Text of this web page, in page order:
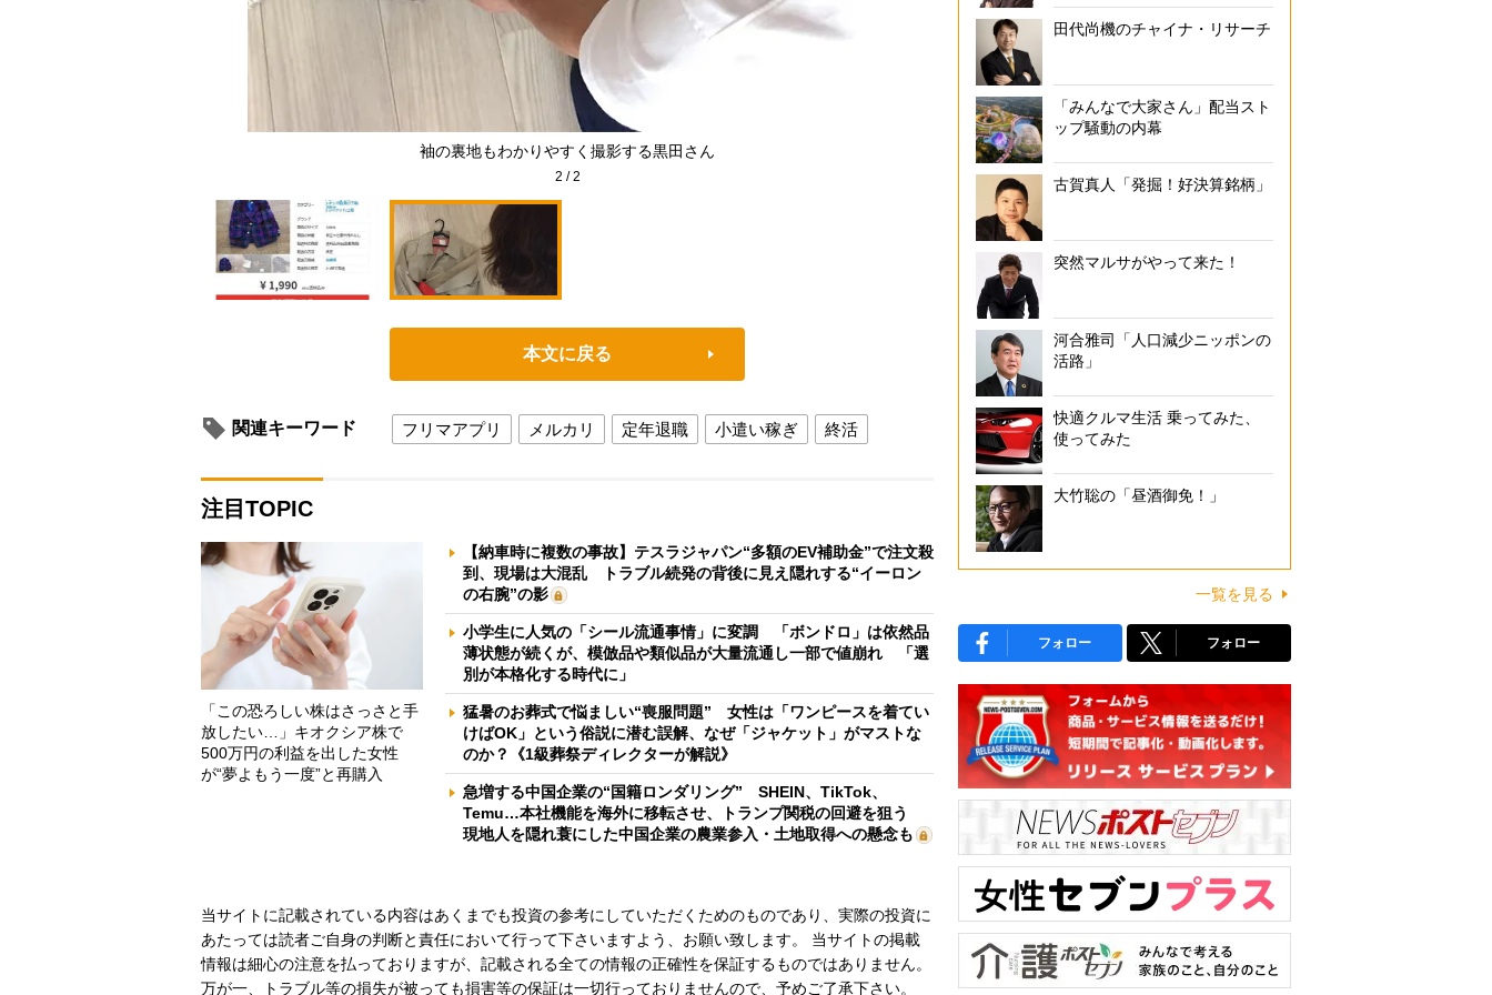
袖の裏地もわかりやすく撮影する黒田さん
2 /2
本文に戻る
関連キーワード フリマアプリ メルカリ 定年退職 小遣い稼ぎ 終活
注目TOPIC
「この恐ろしい株はさっさと手
放したい…」キオクシア株で
500万円の利益を出した女性
が“夢よもう一度”と再購入
【納車時に複数の事故】テスラジャパン“多額のEV補助金”で注文殺
到、現場は大混乱 トラブル続発の背後に見え隠れする“イーロン
の右腕”の影
小学生に人気の「シール流通事情」に変調 「ボンドロ」は依然品
薄状態が続くが、模倣品や類似品が大量流通し一部で値崩れ 「選
別が本格化する時代に」
猛暑のお葬式で悩ましい“喪服問題” 女性は「ワンピースを着てい
けばOK」という俗説に潜む誤解、なぜ「ジャケット」がマストな
のか？《1級葬祭ディレクターが解説》
急増する中国企業の“国籍ロンダリング” SHEIN、TikTok、
Temu…本社機能を海外に移転させ、トランプ関税の回避を狙う
現地人を隠れ蓑にした中国企業の農業参入・土地取得への懸念も
当サイトに記載されている内容はあくまでも投資の参考にしていただくためのものであり、実際の投資に
あたっては読者ご自身の判断と責任において行って下さいますよう、お願い致します。 当サイトの掲載
情報は細心の注意を払っておりますが、記載される全ての情報の正確性を保証するものではありません。
万が一、トラブル等の損失が被っても損害等の保証は一切行っておりませんので、予めご了承下さい。
田代尚機のチャイナ・リサーチ
「みんなで大家さん」配当スト
ップ騒動の内幕
古賀真人「発掘！好決算銘柄」
突然マルサがやって来た！
河合雅司「人口減少ニッポンの
活路」
快適クルマ生活 乗ってみた、
使ってみた
大竹聡の「昼酒御免！」
一覧を見る
フォロー フォロー